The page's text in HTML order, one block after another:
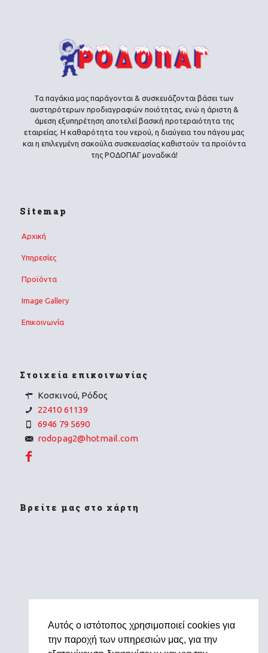
Αυτός ο ιστότοπος χρησιμοποιεί cookies για
την παροχή των υπηρεσιών μας, για την
Τα παγάκια μας παράγονται & συσκευάζονται βάσει των
αυστηρότερων προδιαγραφών ποιότητας, ενώ η άριστη &
άμεση εξυπηρέτηση αποτελεί βασική προτεραιότητα της
εταιρείας. Η καθαρότητα του νερού, η διαύγεια του πάγου μας
και η επιλεγμένη σακούλα συσκευασίας καθιστούν τα προϊόντα
της ΡΟΔΟΠΑΓ μοναδικά!
Sitemap
Αρχική
Υπηρεσίες
Προϊόντα
Image Gallery
Επικοινωνία
Στοιχεία επικοινωνίας
Κοσκινού, Ρόδος
22410 61139
6946 79 5690
rodopag2@hotmail.com
Βρείτε μας στο χάρτη